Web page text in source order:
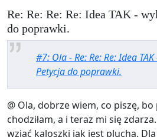
Re: Re: Re: Re: Idea TAK -
do poprawki.
#7: Ola - Re: Re: Re: Idea
Petycja do poprawki.
@ Ola, dobrze wiem, co piszę,
chodziłam, a i teraz mi się
wziąć kaloszki jak jest plucha.